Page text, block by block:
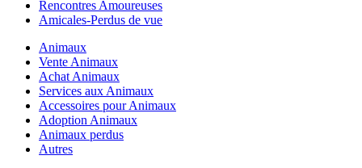
Rencontres Amoureuses
Amicales-Perdus de vue
Animaux
Vente Animaux
Achat Animaux
Services aux Animaux
Accessoires pour Animaux
Adoption Animaux
Animaux perdus
Autres